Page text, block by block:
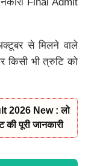
से मिलने वाले
किसी भी त्रुटि को
2026 New : लो
पूरी जानकारी